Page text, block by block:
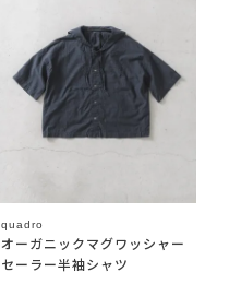
quadro
オーガニックマグワッシャー
セーラー半袖シャツ